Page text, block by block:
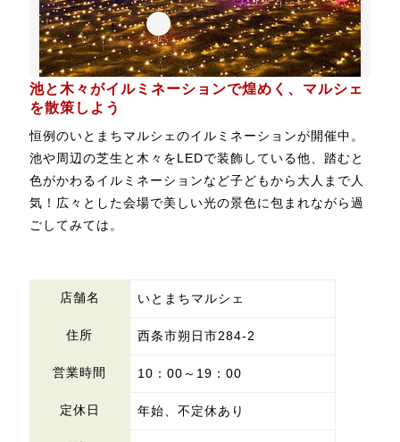
池と木々がイルミネーションで煌めく、マルシェ
を散策しよう
恒例のいとまちマルシェのイルミネーションが開催中。
池や周辺の芝生と木々をLEDで装飾している他、踏むと
色がかわるイルミネーションなど子どもから大人まで人
気！広々とした会場で美しい光の景色に包まれながら過
ごしてみては。
店舗名 いとまちマルシェ
住所 西条市朔日市284-2
営業時間 10：00～19：00
定休日 年始、不定休あり